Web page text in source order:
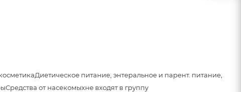
Диетическое питание, энтеральное и парент. питание,
Средства от насекомыхне входят в группу